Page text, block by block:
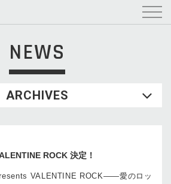
NEWS
ARCHIVES
ROCK 決定！
VALENTINE ROCK――愛のロッ